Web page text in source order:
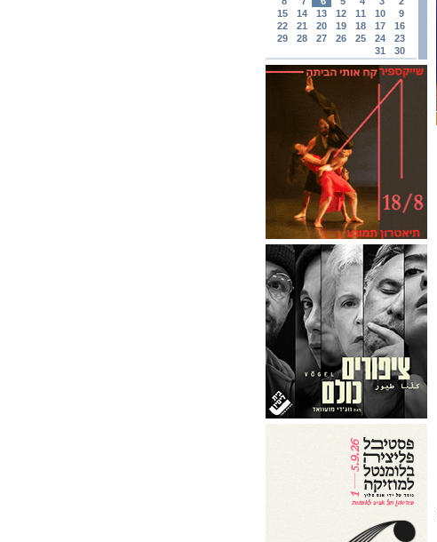
9
10
11
12
13
14
15
16
17
18
19
20
21
22
23
24
25
26
27
28
29
30
31